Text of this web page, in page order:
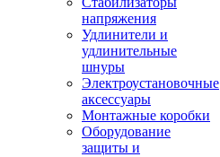
напряжения
Удлинители и
удлинительные
шнуры
Электроустановочные
аксессуары
Монтажные коробки
Оборудование
защиты и